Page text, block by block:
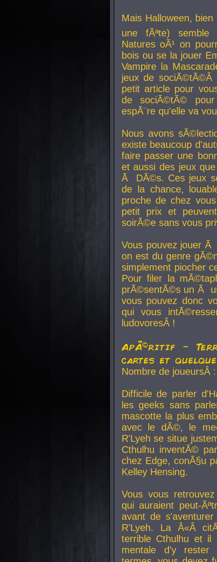
Mais Halloween, bien
une fÃªte) semble
Natures oÃ¹ on
bois ou se la jouer
Vampire la
jeux de
petit article pour
de sociÃ©tÃ©
espÃ¨re qu'elle va
Nous avons
existe beaucoup
faire passer une
et aussi des jeux
Ã DÃ©s. Ces jeux
de la chance,
proche de chez
petit prix et
soirÃ©e sans vous
Vous pouvez jouer
on est du genre
simplement piocher
Pour filer la
prÃ©sentÃ©s un Ã
vous pouvez donc
qui vous
ludovoresÂ !
ApÃ©ritif -
cartes et
Nombre de
Difficile de parler
les geeks sans
mascotte la plus
avec le dÃ©, le
R'Lyeh se situe
Cthulhu inventÃ©
chez Edge, conÃ§u
Kelley Hensing.
Vous vous
qui auraient peut-
avant de
R'Lyeh. La Â«Â
terrible Cthulhu et
mentale d'y rester